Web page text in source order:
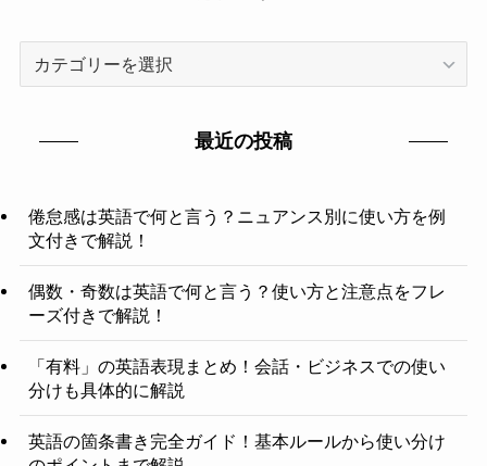
最近の投稿
倦怠感は英語で何と言う？ニュアンス別に使い方を例
文付きで解説！
偶数・奇数は英語で何と言う？使い方と注意点をフレ
ーズ付きで解説！
「有料」の英語表現まとめ！会話・ビジネスでの使い
分けも具体的に解説
英語の箇条書き完全ガイド！基本ルールから使い分け